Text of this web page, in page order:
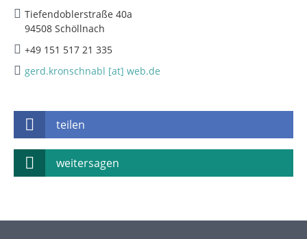
Tiefendoblerstraße 40a
94508 Schöllnach
+49 151 517 21 335
gerd.kronschnabl [at] web.de
teilen
weitersagen